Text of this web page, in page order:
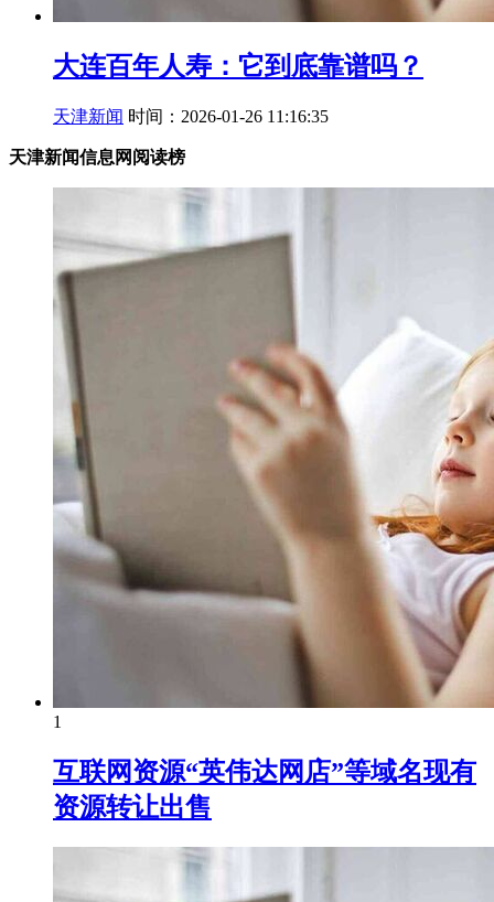
大连百年人寿：它到底靠谱吗？
天津新闻 时间：2026-01-26 11:16:35
天津新闻信息网阅读榜
1
互联网资源“英伟达网店”等域名现有
资源转让出售